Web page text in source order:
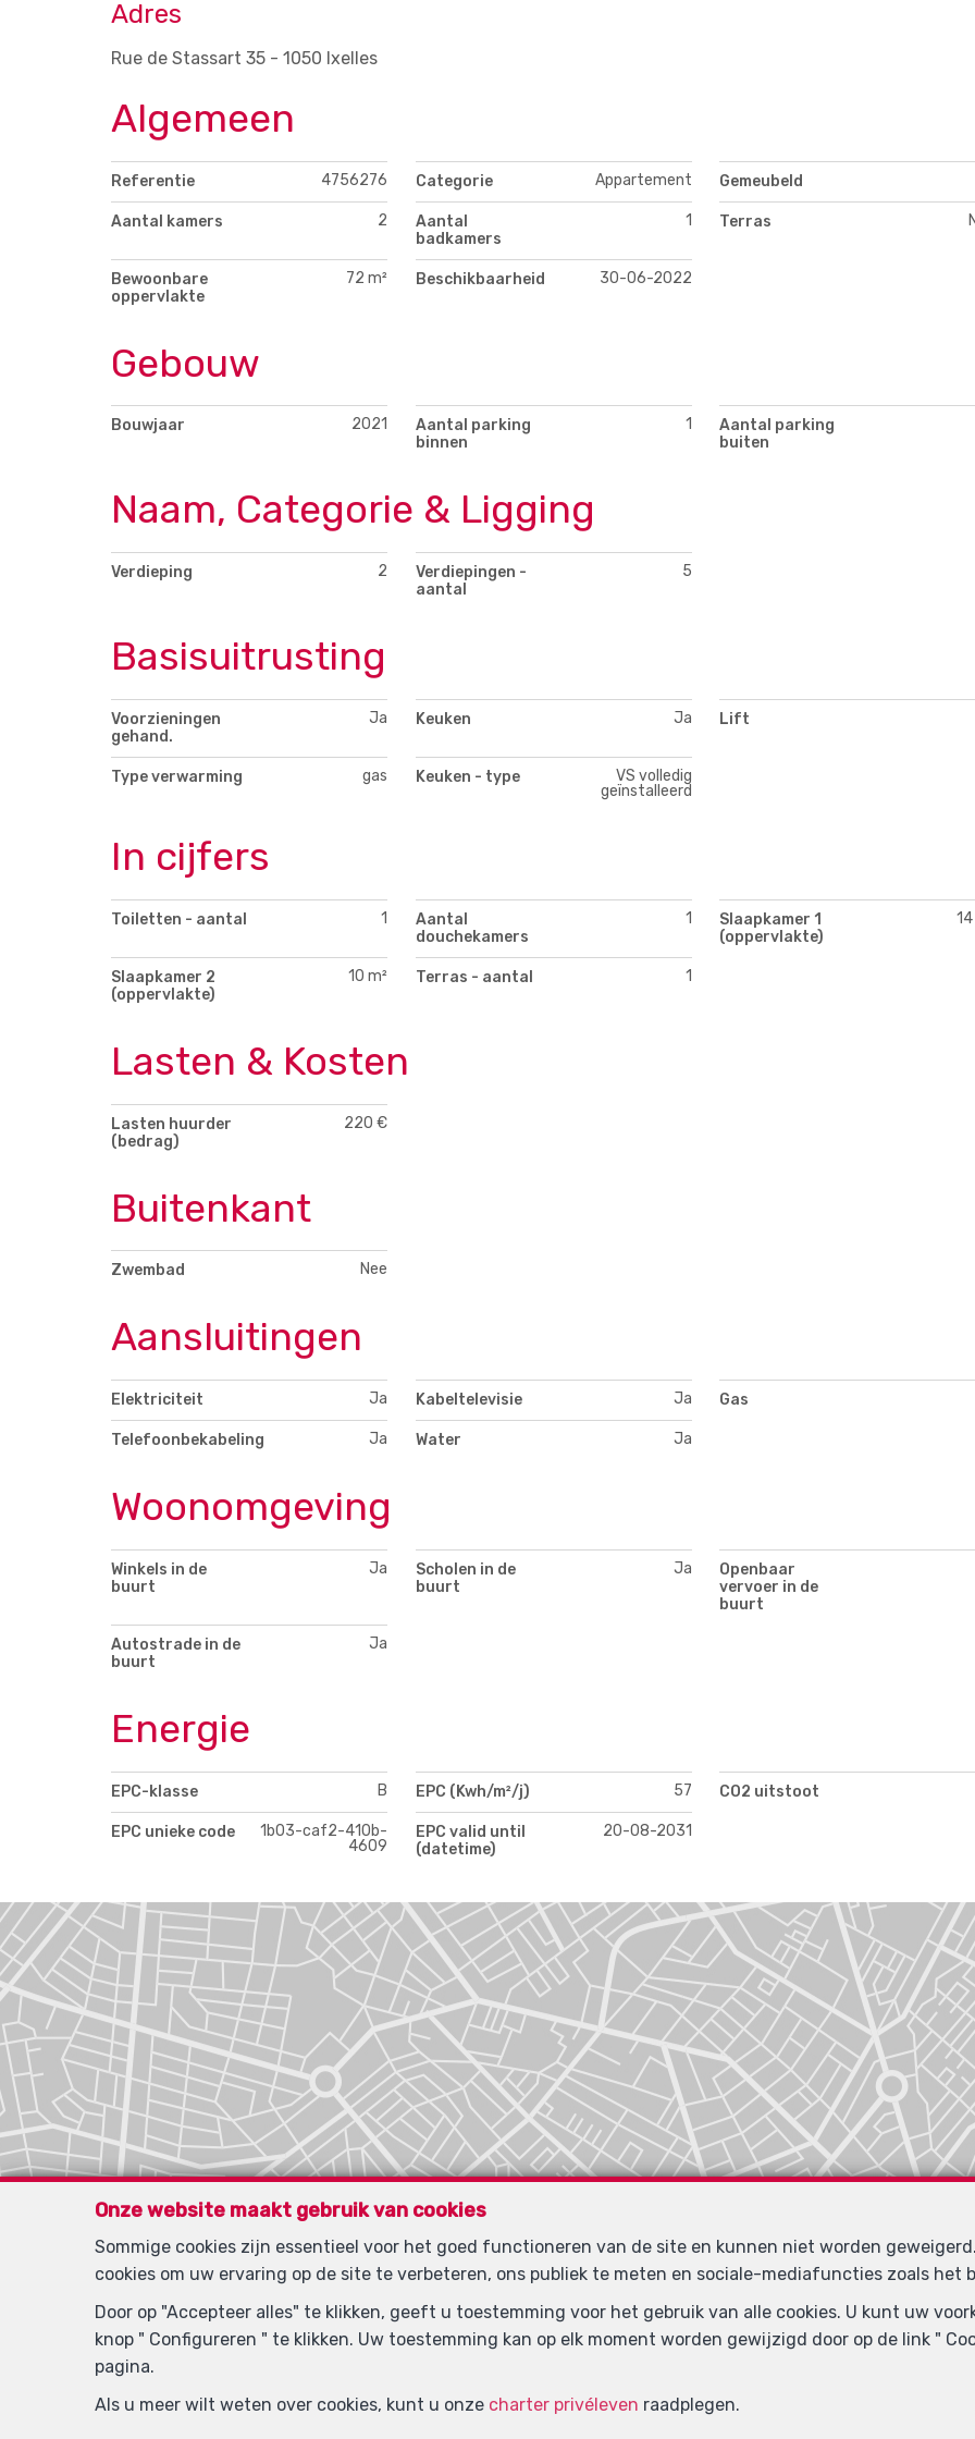
Adres
Rue de Stassart 35 - 1050 Ixelles
Algemeen
Referentie 4756276 Categorie Appartement Gemeubeld
Aantal kamers 2
Aantal
badkamers
1 Terras
Bewoonbare
oppervlakte
72 m² Beschikbaarheid 30-06-2022
Gebouw
Bouwjaar 2021
Aantal parking
binnen
1
Aantal parking
buiten
Naam, Categorie & Ligging
Verdieping 2
Verdiepingen -
aantal
5
Basisuitrusting
Voorzieningen
gehand.
Ja Keuken Ja Lift
Type verwarming gas Keuken - type
VS volledig
geïnstalleerd
In cijfers
Toiletten - aantal 1
Aantal
douchekamers
1
Slaapkamer 1
(oppervlakte)
Slaapkamer 2
(oppervlakte)
10 m² Terras - aantal 1
Lasten & Kosten
Lasten huurder
(bedrag)
220 €
Buitenkant
Zwembad Nee
Aansluitingen
Elektriciteit Ja Kabeltelevisie Ja Gas
Telefoonbekabeling Ja Water Ja
Woonomgeving
Winkels in de
buurt
Ja
Scholen in de
buurt
Ja
Openbaar
vervoer in de
buurt
Autostrade in de
buurt
Ja
Energie
EPC-klasse B EPC (Kwh/m²/j) 57 CO2 uitstoot
EPC unieke code
1b03-caf2-410b-
4609
EPC valid until
(datetime)
20-08-2031
Onze website maakt gebruik van cookies
Sommige cookies zijn essentieel voor het goed functioneren van de site en kunnen niet worden
cookies om uw ervaring op de site te verbeteren, ons publiek te meten en sociale-mediafuncties zoals het
Door op "Accepteer alles" te klikken, geeft u toestemming voor het gebruik van alle cookies. U kunt uw
knop " Configureren " te klikken. Uw toestemming kan op elk moment worden gewijzigd door op de link "
pagina.
Als u meer wilt weten over cookies, kunt u onze charter privéleven raadplegen.